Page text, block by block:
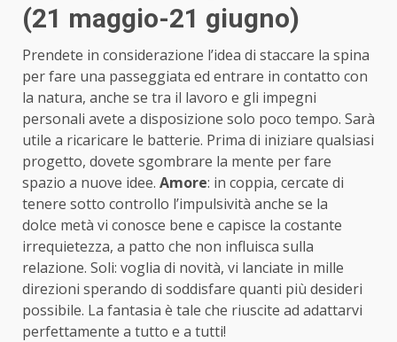
(21 maggio-21 giugno)
Prendete in considerazione l’idea di staccare la spina
per fare una passeggiata ed entrare in contatto con
la natura, anche se tra il lavoro e gli impegni
personali avete a disposizione solo poco tempo. Sarà
utile a ricaricare le batterie. Prima di iniziare qualsiasi
progetto, dovete sgombrare la mente per fare
spazio a nuove idee. Amore: in coppia, cercate di
tenere sotto controllo l’impulsività anche se la
dolce metà vi conosce bene e capisce la costante
irrequietezza, a patto che non influisca sulla
relazione. Soli: voglia di novità, vi lanciate in mille
direzioni sperando di soddisfare quanti più desideri
possibile. La fantasia è tale che riuscite ad adattarvi
perfettamente a tutto e a tutti!